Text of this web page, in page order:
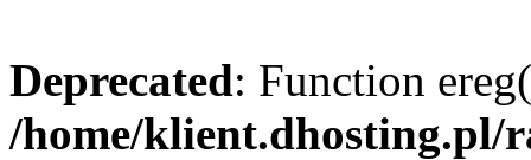
Deprecated: Function
/home/klient.dhosting.pl/